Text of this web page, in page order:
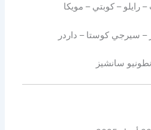
رايلو – كوبتي – مويكا
– سيرجي كوستا – داردر
سانشيز